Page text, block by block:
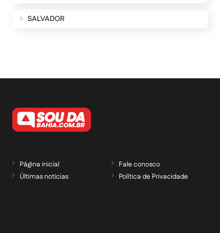
SALVADOR
Página inicial
Últimas notícias
Fale conosco
Política de Privacidade